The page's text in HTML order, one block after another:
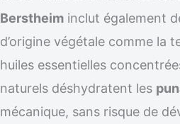
Berstheim inclut également
d’origine végétale comme la
huiles essentielles
naturels déshydratent les
mécanique, sans risque de